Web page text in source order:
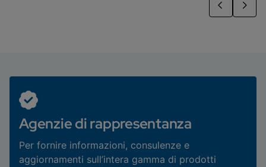
Agenzie di rappresentanza
Per fornire informazioni, consulenze e
aggiornamenti sull’intera gamma di prodotti